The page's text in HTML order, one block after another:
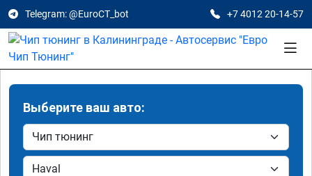
Telegram: @EuroCT_bot +7 4012 20-14-57
Выберите ваш авто: